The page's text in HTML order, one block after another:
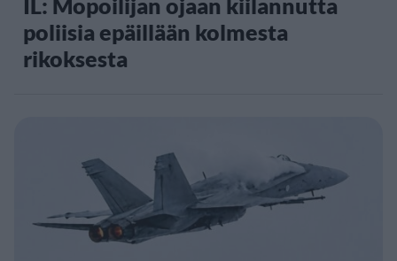
poliisia epäillään kolmesta
rikoksesta